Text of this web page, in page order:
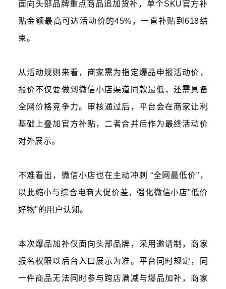
面向头部品牌重点商品追加货补，单个SKU官方补
贴金额最高可达活动价的45%，一直补贴到618结
束。
从活动规则来看，商家需为指定爆品申报活动价，
报价不仅要做到微信小店渠道同款最低，还需具备
全网价格竞争力。审核通过后，平台会在商家让利
基础上叠加官方补贴，二者合并后作为最终活动价
对外展示。
不难看出，微信小店也在主动冲刺 “全网最低价”，
以此缩小与综合电商大促价差，强化微信小店"低价
好物"的用户认知。
本次爆品加补仅面向头部品牌，采用邀请制，商家
报名权限以后台入口展示为准。平台同时规定，同
一件商品无法同时参与跨店满减与爆品加补，商家